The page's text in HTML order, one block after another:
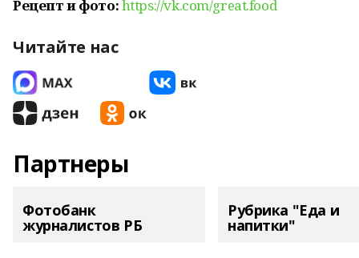
Рецепт и фото:https://vk.com/great.food
Читайте нас
Партнеры
Фотобанк
журналистов РБ
Рубрика "Еда и
напитки"